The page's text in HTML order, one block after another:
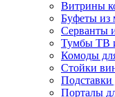
Витрины
Буфеты из
Серванты
Тумбы ТВ
Комоды
Стойки
Подставки
Порталы